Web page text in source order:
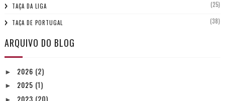
TAÇA DA LIGA (25)
TAÇA DE PORTUGAL (38)
ARQUIVO DO BLOG
► 2026 (2)
► 2025 (1)
► 2023 (20)